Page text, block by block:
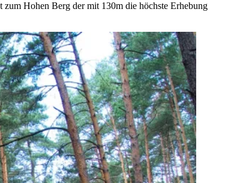
Hohen Berg der mit 130m die höchste Erhebung